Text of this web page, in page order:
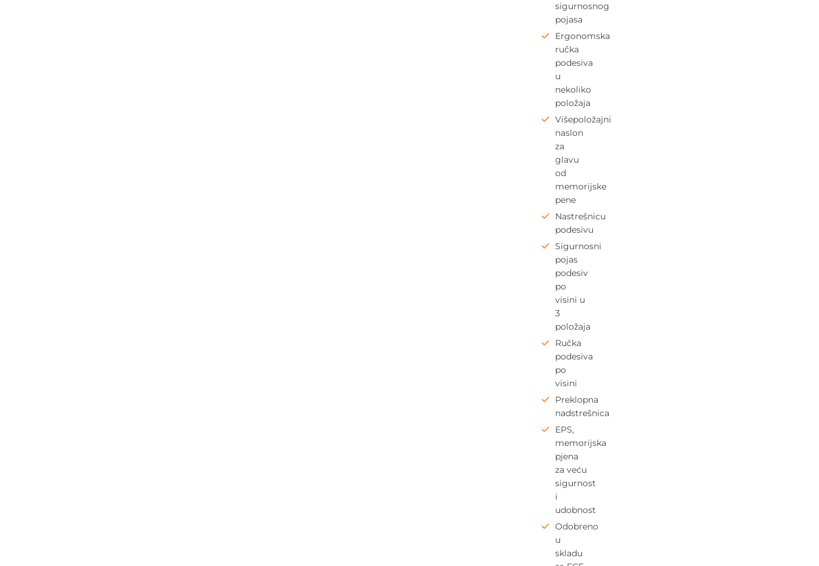
sigurnosnog
pojasa
Ergonomska
ručka
podesiva
u
nekoliko
položaja
Višepoložajni
naslon
za
glavu
od
memorijske
pene
Nastrešnicu
podesivu
Sigurnosni
pojas
podesiv
po
visini u
3
položaja
Ručka
podesiva
po
visini
Preklopna
nadstrešnica
EPS,
memorijska
pjena
za veću
sigurnost
i
udobnost
Odobreno
u
skladu